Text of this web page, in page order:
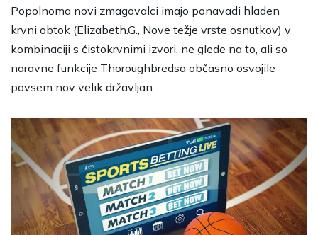
Popolnoma novi zmagovalci imajo ponavadi hladen
krvni obtok (Elizabeth.G., Nove težje vrste osnutkov) v
kombinaciji s čistokrvnimi izvori, ne glede na to, ali so
naravne funkcije Thoroughbredsa občasno osvojile
povsem nov velik državljan.